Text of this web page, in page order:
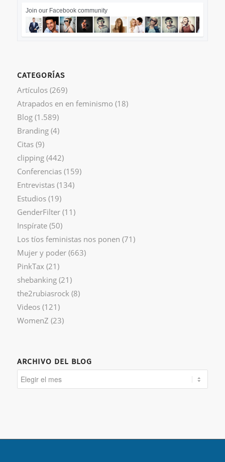
Join our Facebook community
CATEGORÍAS
Artículos(269)
Atrapados en en feminismo (18)
Blog(1.589)
Branding(4)
Citas(9)
clipping(442)
Conferencias(159)
Entrevistas(134)
Estudios(19)
GenderFilter(11)
Inspírate(50)
Los tíos feministas nos ponen (71)
Mujer y poder(663)
PinkTax (21)
shebanking(21)
the2rubiasrock (8)
Videos(121)
WomenZ (23)
ARCHIVO DEL BLOG